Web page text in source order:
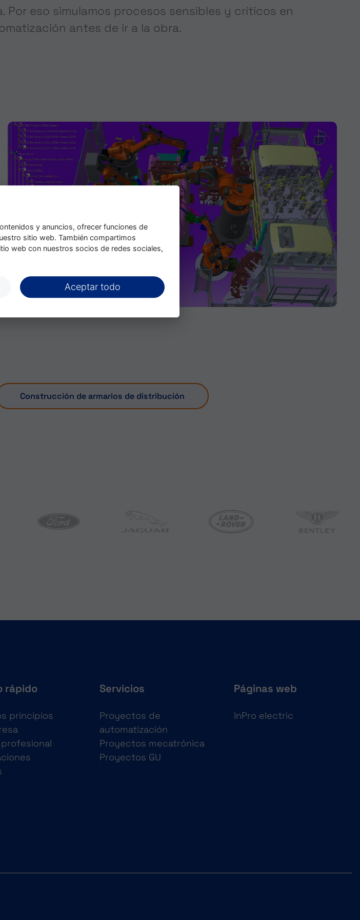
Por eso simulamos procesos sensibles y críticos en
antes de ir a la obra.
Construcción de armarios de distribución
rápido
principios
Servicios
Proyectos de
automatización
Proyectos mecatrónica
Proyectos GU
Páginas web
InPro electric
y anuncios, ofrecer funciones de
sitio web. También compartimos
web con nuestros socios de redes sociales,
Aceptar todo